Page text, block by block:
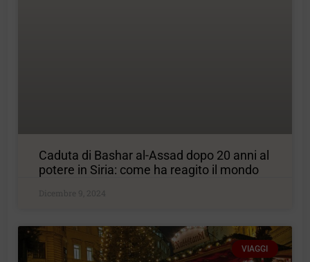
Caduta di Bashar al-Assad dopo 20 anni al
potere in Siria: come ha reagito il mondo
Dicembre 9, 2024
VIAGGI